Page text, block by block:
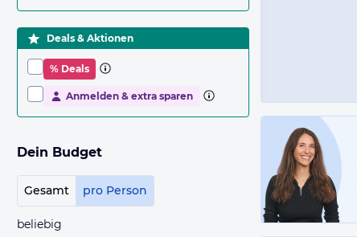
Deals & Aktionen
% Deals
Anmelden & extra sparen
Dein Budget
Gesamt pro Person
beliebig